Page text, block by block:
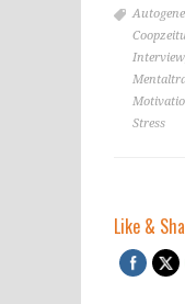
Interview
Stress
Like &